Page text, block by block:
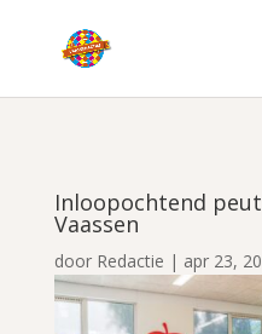
Inloopochtend
Vaassen
door Redactie | apr 23,